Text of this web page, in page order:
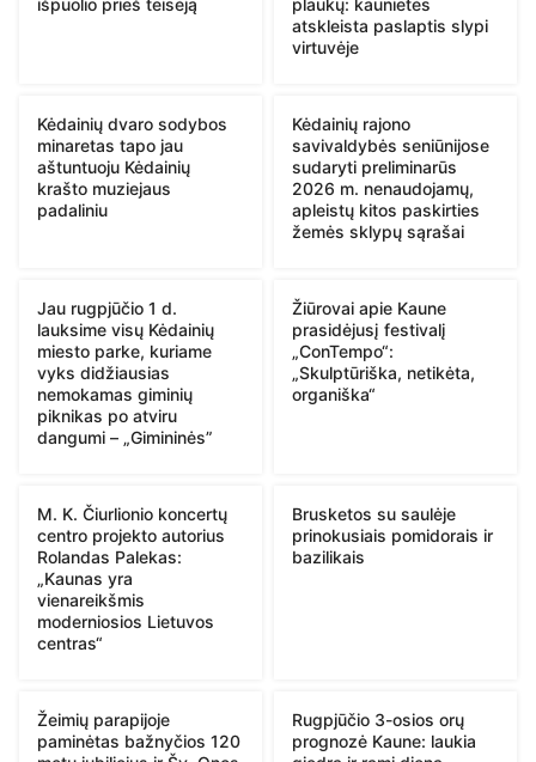
išpuolio prieš teisėją
plaukų: kaunietės
atskleista paslaptis slypi
virtuvėje
Kėdainių dvaro sodybos
minaretas tapo jau
aštuntuoju Kėdainių
krašto muziejaus
padaliniu
Kėdainių rajono
savivaldybės seniūnijose
sudaryti preliminarūs
2026 m. nenaudojamų,
apleistų kitos paskirties
žemės sklypų sąrašai
Jau rugpjūčio 1 d.
lauksime visų Kėdainių
miesto parke, kuriame
vyks didžiausias
nemokamas giminių
piknikas po atviru
dangumi – „Gimininės”
Žiūrovai apie Kaune
prasidėjusį festivalį
„ConTempo“:
„Skulptūriška, netikėta,
organiška“
M. K. Čiurlionio koncertų
centro projekto autorius
Rolandas Palekas:
„Kaunas yra
vienareikšmis
moderniosios Lietuvos
centras“
Brusketos su saulėje
prinokusiais pomidorais ir
bazilikais
Žeimių parapijoje
paminėtas bažnyčios 120
Rugpjūčio 3-osios orų
prognozė Kaune: laukia